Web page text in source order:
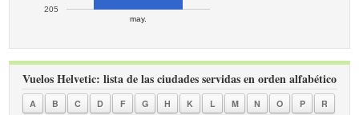
may.
205
Vuelos Helvetic: lista de las ciudades servidas en orden alfabético
A B C D F G H K L M N O P
R